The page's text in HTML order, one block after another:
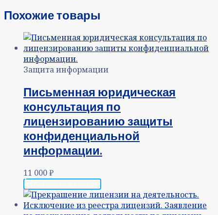
Похожие товары
Защита информации
Письменная юридическая
консультация по
лицензированию защиты
конфиденциальной
информации.
11 000₽